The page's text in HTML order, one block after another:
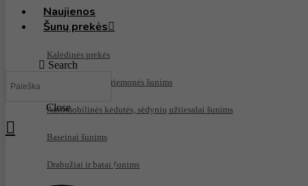
Naujienos
Šunų prekės
Kalėdinės prekės
Antiparazitinės priemonės šunims
Automobilinės kėdutės, sėdynių užtiesalai šunims
Baseinai šunims
Drabužiai ir batai šunims
Search
Close